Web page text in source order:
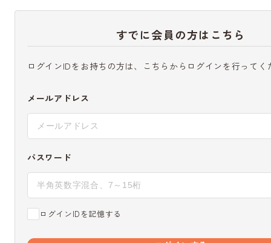
すでに会員の方はこちら
ログインIDをお持ちの方は、こちらからログインを行ってく
メールアドレス
パスワード
ログインIDを記憶する